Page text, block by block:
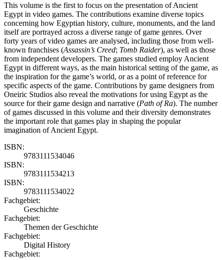
This volume is the first to focus on the presentation of Ancient
Egypt in video games. The contributions examine diverse topics
concerning how Egyptian history, culture, monuments, and the land
itself are portrayed across a diverse range of game genres. Over
forty years of video games are analysed, including those from well-
known franchises (Assassin’s Creed; Tomb Raider), as well as those
from independent developers. The games studied employ Ancient
Egypt in different ways, as the main historical setting of the game, as
the inspiration for the game’s world, or as a point of reference for
specific aspects of the game. Contributions by game designers from
Oneiric Studios also reveal the motivations for using Egypt as the
source for their game design and narrative (Path of Ra). The number
of games discussed in this volume and their diversity demonstrates
the important role that games play in shaping the popular
imagination of Ancient Egypt.
ISBN:
9783111534046
ISBN:
9783111534213
ISBN:
9783111534022
Fachgebiet:
Geschichte
Fachgebiet:
Themen der Geschichte
Fachgebiet:
Digital History
Fachgebiet: